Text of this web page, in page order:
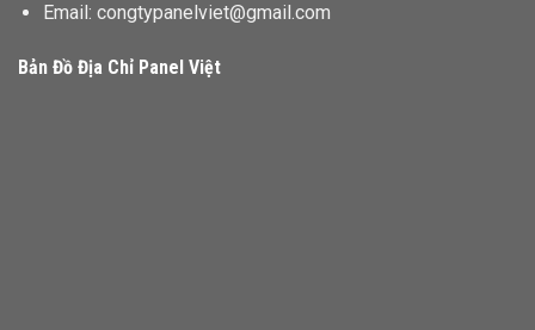
Email: congtypanelviet@gmail.com
Bản Đồ Địa Chỉ Panel Việt